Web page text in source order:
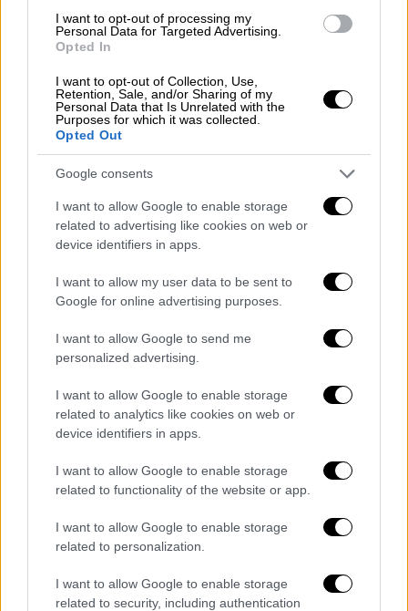
I want to opt-out of processing my
Personal Data for Targeted Advertising.
Opted In
I want to opt-out of Collection, Use,
Retention, Sale, and/or Sharing of my
Personal Data that Is Unrelated with the
Purposes for which it was collected.
Opted Out
Google consents
I want to allow Google to enable storage
related to advertising like cookies on web or
device identifiers in apps.
I want to allow my user data to be sent to
Google for online advertising purposes.
I want to allow Google to send me
personalized advertising.
I want to allow Google to enable storage
related to analytics like cookies on web or
device identifiers in apps.
I want to allow Google to enable storage
related to functionality of the website or app.
I want to allow Google to enable storage
related to personalization.
I want to allow Google to enable storage
related to security, including authentication
Τραγωδία στην Αμαλιάδα: Εντοπίστηκε
νεκρός άνδρας σε υπόγειο - Τι εξετάζει
η αστυνομία
Τραγωδία στην Αμαλιάδα καθώς
εντοπίστηκε πτώμα ενός άνδρα περίπου 50
ετών
Κόσμος|09.01.2024 07:55
Ένα ακόμα καλά φυλαγμένο μυστικό των
Κινέζων: η πόλη κάτω από το Πεκίνο
όπου ζουν χιλιάδες άνθρωποι – Πώς
ανοίχτηκαν με τα νύχια εκατοντάδες
στοές